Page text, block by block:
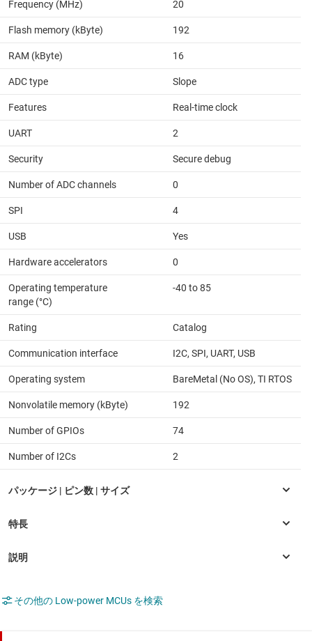
Frequency (MHz) 20
Flash memory (kByte) 192
RAM (kByte) 16
ADC type Slope
Features Real-time clock
UART 2
Security Secure debug
Number of ADC channels 0
SPI 4
USB Yes
Hardware accelerators 0
Operating temperature
range (°C)
-40 to 85
Rating Catalog
Communication interface I2C, SPI, UART, USB
Operating system BareMetal (No OS), TI RTOS
Nonvolatile memory (kByte) 192
Number of GPIOs 74
Number of I2Cs 2
その他の Low-power MCUs を検索